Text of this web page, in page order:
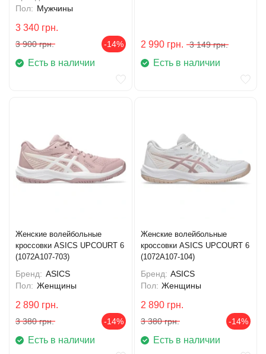
Пол: Мужчины
3 340 грн.
3 900 грн. -14%
Есть в наличии
2 990 грн. 3 149 грн.
Есть в наличии
Женские волейбольные
кроссовки ASICS UPCOURT 6
(1072A107-703)
Бренд: ASICS
Пол: Женщины
2 890 грн.
3 380 грн. -14%
Есть в наличии
Женские волейбольные
кроссовки ASICS UPCOURT 6
(1072A107-104)
Бренд: ASICS
Пол: Женщины
2 890 грн.
3 380 грн. -14%
Есть в наличии